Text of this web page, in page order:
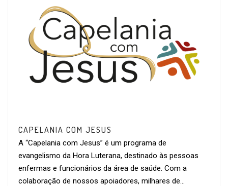
CAPELANIA COM JESUS
A “Capelania com Jesus” é um programa de
evangelismo da Hora Luterana, destinado às pessoas
enfermas e funcionários da área de saúde. Com a
colaboração de nossos apoiadores, milhares de…